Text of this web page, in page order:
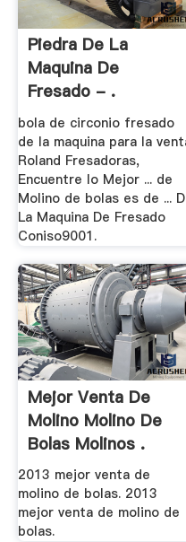
Piedra De La
Maquina De
Fresado - .
bola de circonio fresado
de la maquina para la
Roland Fresadoras,
Encuentre lo Mejor ... de
Molino de bolas es de ...
La Maquina De Fresado
Coniso9001.
Mejor Venta De
Molino Molino De
Bolas Molinos .
2013 mejor venta de
molino de bolas. 2013
mejor venta de molino de
bolas.